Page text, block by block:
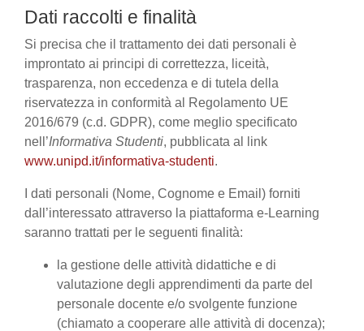
Dati raccolti e finalità
Si precisa che il trattamento dei dati personali è
improntato ai principi di correttezza, liceità,
trasparenza, non eccedenza e di tutela della
riservatezza in conformità al Regolamento UE
2016/679 (c.d. GDPR), come meglio specificato
nell’Informativa Studenti, pubblicata al link
www.unipd.it/informativa-studenti.
I dati personali (Nome, Cognome e Email) forniti
dall’interessato attraverso la piattaforma e-Learning
saranno trattati per le seguenti finalità:
la gestione delle attività didattiche e di
valutazione degli apprendimenti da parte del
personale docente e/o svolgente funzione
(chiamato a cooperare alle attività di docenza);